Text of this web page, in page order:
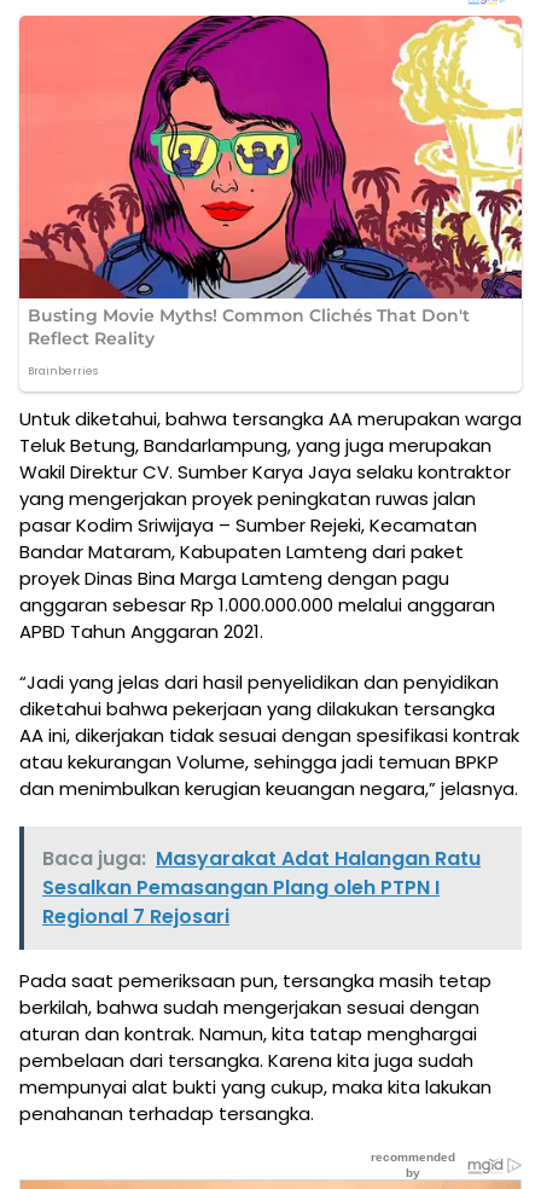
Untuk diketahui, bahwa tersangka AA merupakan warga
Teluk Betung, Bandarlampung, yang juga merupakan
Wakil Direktur CV. Sumber Karya Jaya selaku kontraktor
yang mengerjakan proyek peningkatan ruwas jalan
pasar Kodim Sriwijaya – Sumber Rejeki, Kecamatan
Bandar Mataram, Kabupaten Lamteng dari paket
proyek Dinas Bina Marga Lamteng dengan pagu
anggaran sebesar Rp 1.000.000.000 melalui anggaran
APBD Tahun Anggaran 2021.
“Jadi yang jelas dari hasil penyelidikan dan penyidikan
diketahui bahwa pekerjaan yang dilakukan tersangka
AA ini, dikerjakan tidak sesuai dengan spesifikasi kontrak
atau kekurangan Volume, sehingga jadi temuan BPKP
dan menimbulkan kerugian keuangan negara,” jelasnya.
Baca juga: Masyarakat Adat Halangan Ratu
Sesalkan Pemasangan Plang oleh PTPN I
Regional 7 Rejosari
Pada saat pemeriksaan pun, tersangka masih tetap
berkilah, bahwa sudah mengerjakan sesuai dengan
aturan dan kontrak. Namun, kita tatap menghargai
pembelaan dari tersangka. Karena kita juga sudah
mempunyai alat bukti yang cukup, maka kita lakukan
penahanan terhadap tersangka.